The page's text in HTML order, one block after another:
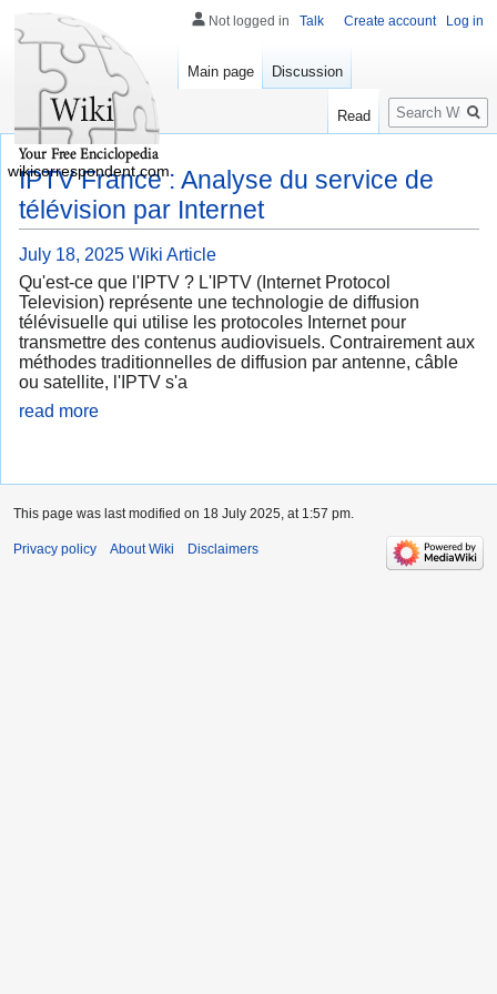
IPTV France : Analyse du service de
télévision par Internet
July 18, 2025 Wiki Article
Qu'est-ce que l'IPTV ? L'IPTV (Internet Protocol
Television) représente une technologie de diffusion
télévisuelle qui utilise les protocoles Internet pour
transmettre des contenus audiovisuels. Contrairement aux
méthodes traditionnelles de diffusion par antenne, câble
ou satellite, l'IPTV s'a
read more
Not logged in Talk Create account Log in
Main page Discussion
Read
Search
wikicorrespondent.com
This page was last modified on 18 July 2025, at 1:57 pm.
Privacy policy About Wiki Disclaimers